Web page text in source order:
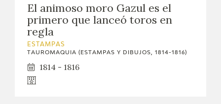
El animoso moro Gazul es el
primero que lanceó toros en
regla
ESTAMPAS
TAUROMAQUIA (ESTAMPAS Y DIBUJOS, 1814-1816)
1814 - 1816